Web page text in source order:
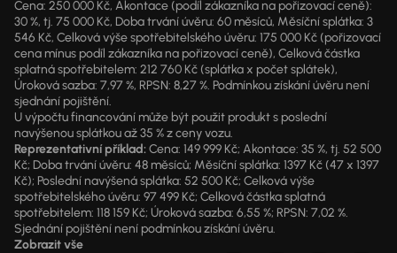
Cena: 250 000 Kč, Akontace (podíl zákazníka na pořizovací ceně):
30 %, tj. 75 000 Kč, Doba trvání úvěru: 60 měsíců, Měsíční splátka: 3
546 Kč, Celková výše spotřebitelského úvěru: 175 000 Kč (pořizovací
cena mínus podíl zákazníka na pořizovací ceně), Celková částka
splatná spotřebitelem: 212 760 Kč (splátka x počet splátek),
Úroková sazba: 7,97 %, RPSN: 8,27 %. Podmínkou získání úvěru není
sjednání pojištění.
U výpočtu financování může být použit produkt s poslední
navýšenou splátkou až 35 % z ceny vozu.
Reprezentativní příklad:Cena: 149 999 Kč; Akontace: 35 %, tj. 52 500
Kč; Doba trvání úvěru: 48 měsíců; Měsíční splátka: 1397 Kč (47 x 1397
Kč); Poslední navýšená splátka: 52 500 Kč; Celková výše
spotřebitelského úvěru: 97 499 Kč; Celková částka splatná
spotřebitelem: 118 159 Kč; Úroková sazba: 6,55 %; RPSN: 7,02 %.
Sjednání pojištění není podmínkou získání úvěru.
Zobrazit vše